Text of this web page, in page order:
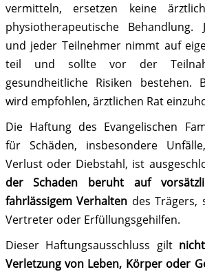
vermitteln, ersetzen keine
physiotherapeutische Behandlung.
und jeder Teilnehmer nimmt auf
teil und sollte vor der
gesundheitliche Risiken bestehen.
wird empfohlen, ärztlichen Rat
Die Haftung des Evangelischen
für Schäden, insbesondere
Verlust oder Diebstahl, ist
der Schaden beruht auf
fahrlässigem Verhalten des Trägers,
Vertreter oder Erfüllungsgehilfen.
Dieser Haftungsausschluss gilt
Verletzung von Leben, Körper oder